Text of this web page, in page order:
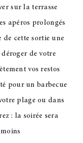
sur la terrasse
apéros prolongés
de cette sortie une
de votre
vos restos
pour un barbecue
plage ou dans
: la soirée sera